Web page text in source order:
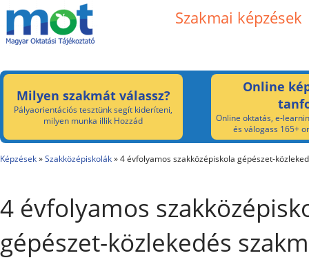
Szakmai képzések
Milyen szakmát válassz?
Pályaorientációs tesztünk segít kideríteni,
milyen munka illik Hozzád
Online
Online oktatás, e-
és válogass 165+
Képzések»Szakközépiskolák»4 évfolyamos szakközépiskola gépészet-
4 évfolyamos
gépészet-közlekedés